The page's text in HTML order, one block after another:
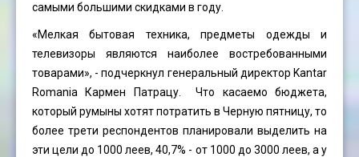
самыми большими скидками в году.
«Мелкая бытовая техника, предметы одежды и
телевизоры являются наиболее востребованными
товарами», - подчеркнул генеральный директор Kantar
Romania Кармен Патрацу. Что касаемо бюджета,
который румыны хотят потратить в Черную пятницу, то
более трети респондентов планировали выделить на
эти цели до 1000 леев, 40,7% - от 1000 до 3000 леев, а у